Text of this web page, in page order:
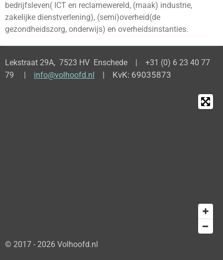
bedrijfsleven( ICT en reclamewereld, (maak) industrie,
zakelijke dienstverlening), (semi)overheid(de
gezondheidszorg, onderwijs) en overheidsinstanties.
Lekstraat 29A, 7523 HV Enschede | +31 (0) 6 23 40 77
79 | info@volhoofd.nl | KvK: 69035873
© 2017 - 2026 Volhoofd.nl